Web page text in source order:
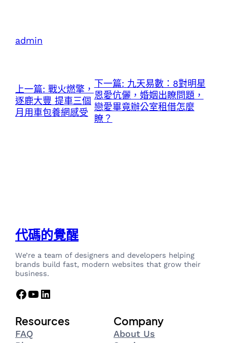
admin
上一篇: 戰火燃擎，
逐鹿大豐 提車三個
月用車包養網感受
下一篇: 九天易數：8對明星
恩愛伉儷，婚姻出瞭問題，
戀愛畢竟辦公室租借怎麼
瞭？
代碼的覺醒
We’re a team of designers and developers helping
brands build fast, modern websites that grow their
business.
Facebook YouTube LinkedIn
Resources
FAQ
Company
About Us